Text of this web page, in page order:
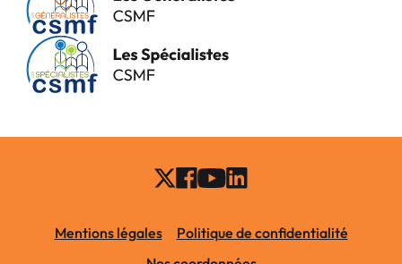
Mentions légales
Politique de confidentialité